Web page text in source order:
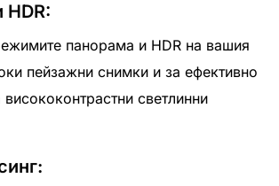
панорама и HDR на вашия
пейзажни снимки и за ефективно
светлинни